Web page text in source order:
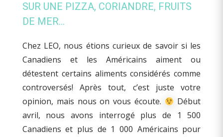
SUR UNE PIZZA, CORIANDRE, FRUITS
DE MER…
Chez LEO, nous étions curieux de savoir si les
Canadiens et les Américains aiment ou
détestent certains aliments considérés comme
controversés! Après tout, c’est juste votre
opinion, mais nous on vous écoute.
Début
avril, nous avons interrogé plus de 1 500
Canadiens et plus de 1 000 Américains pour